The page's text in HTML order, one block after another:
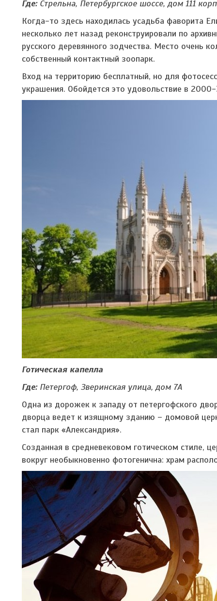
Где:Стрельна, Петербургское шоссе, дом 111
Когда-то здесь находилась усадьба фаворита
несколько лет назад реконструировали по
русского деревянного зодчества. Место очень
собственный контактный зоопарк.
Вход на территорию бесплатный, но для
украшения. Обойдется это удовольствие в
Готическая капелла
Где:Петергоф, Зверинская улица, дом 7А
Одна из дорожек к западу от петергофского
дворца ведет к изящному зданию – домовой
стал парк «Александрия».
Созданная в средневековом готическом стиле,
вокруг необыкновенно фотогенична: храм